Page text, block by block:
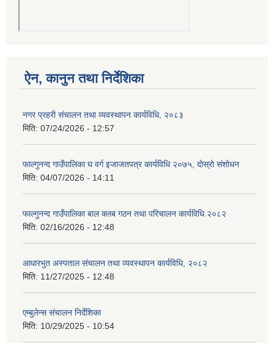
ऐन, कानुन तथा निर्देशिका
नगर प्रहरी संचालन तथा व्यवस्थापन कार्यविधि, २०८३
मिति: 07/24/2026 - 12:57
फाल्गुनन्द गाउँपालिका घ वर्ग इजाजतपत्र कार्यविधि २०७५, दोस्रो संशोधन
मिति: 04/07/2026 - 14:11
फाल्गुनन्द गाउँपालिका बाल क्लब गठन तथा परिचालन कार्यविधि २०८२
मिति: 02/16/2026 - 12:48
आधारभुत अस्पताल संचालन तथा व्यवस्थापन कार्यविधि, २०८२
मिति: 11/27/2025 - 12:48
एम्बुलेन्स संचालन निर्देशिका
मिति: 10/29/2025 - 10:54